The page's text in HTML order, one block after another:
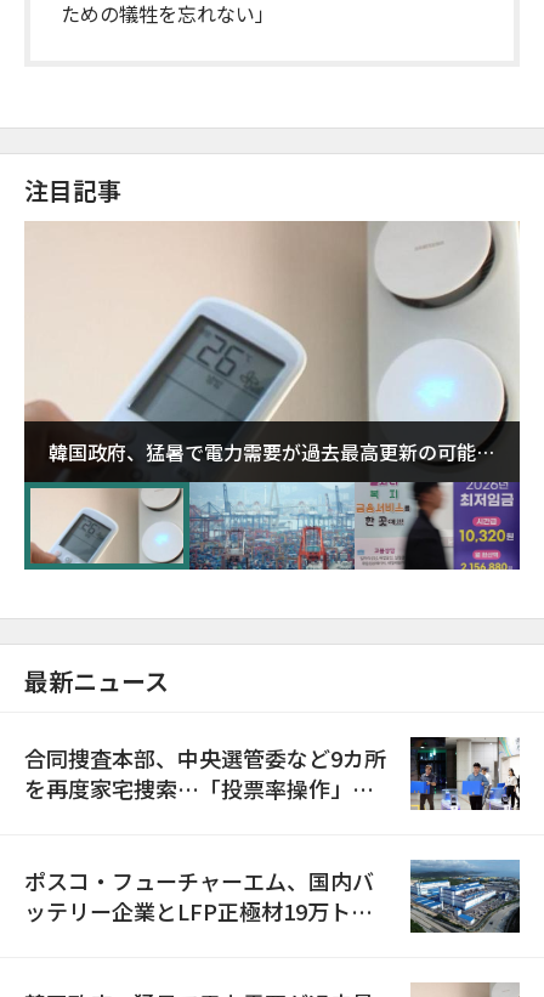
ための犠牲を忘れない」
注目記事
韓国政府、猛暑で電力需要が過去最高更新の可能性
に需給対応体制を点検
最新ニュース
合同捜査本部、中央選管委など9カ所
を再度家宅捜索…「投票率操作」の
ポスコ・フューチャーエム、国内バ
ッテリー企業とLFP正極材19万トン